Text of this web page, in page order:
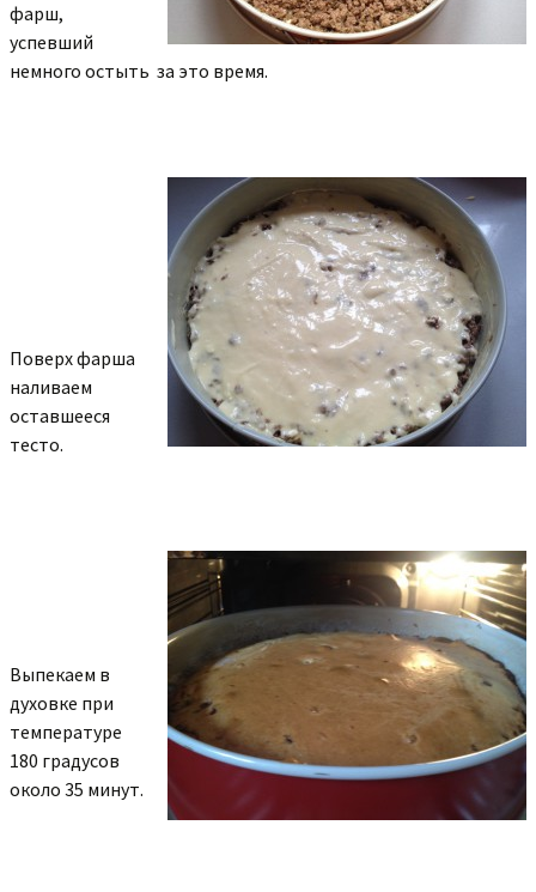
фарш,
успевший
немного остыть за это время.
Поверх фарша
наливаем
оставшееся
тесто.
Выпекаем в
духовке при
температуре
180 градусов
около 35 минут.